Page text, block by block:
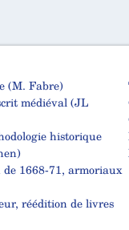
(M. Fabre)
médiéval (JL
historique
1668-71, armoriaux
réédition de livres